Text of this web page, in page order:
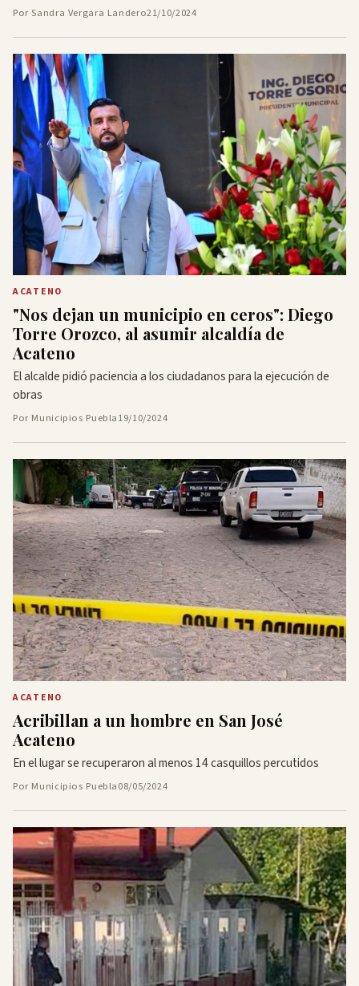
Por Sandra Vergara Landero21/10/2024
ACATENO
"Nos dejan un municipio en ceros": Diego
Torre Orozco, al asumir alcaldía de
Acateno
El alcalde pidió paciencia a los ciudadanos para la ejecución de
obras
Por Municipios Puebla19/10/2024
ACATENO
Acribillan a un hombre en San José
Acateno
En el lugar se recuperaron al menos 14 casquillos percutidos
Por Municipios Puebla08/05/2024